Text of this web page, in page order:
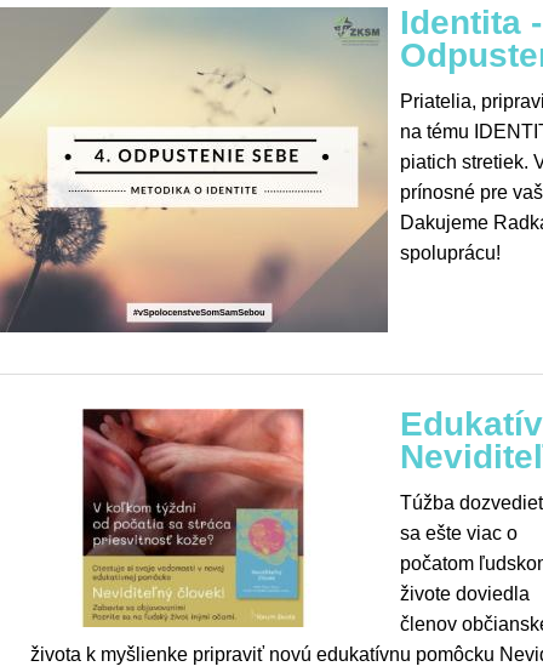
Identita
Priatelia,
na tému
piatich stretiek.
prínosné pre
Dakujeme
spoluprácu!
Túžba
sa ešte viac o
počatom
živote doviedla
členov
života k myšlienke pripraviť novú edukatívnu pomôcku